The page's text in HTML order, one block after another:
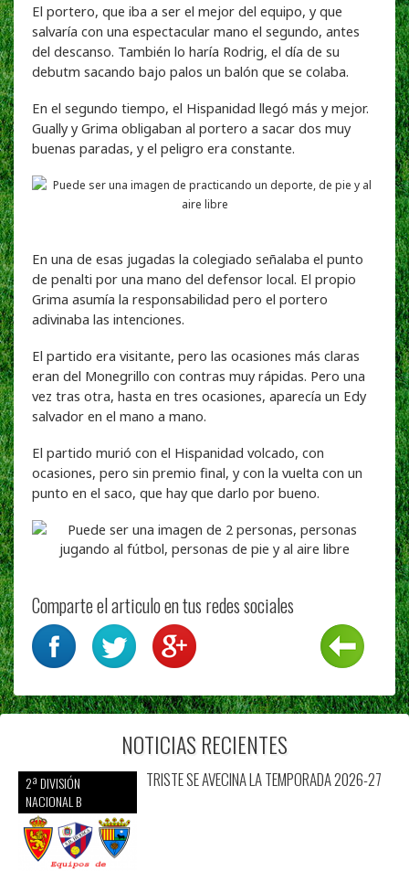
El portero, que iba a ser el mejor del equipo, y que
salvaría con una espectacular mano el segundo, antes
del descanso. También lo haría Rodrig, el día de su
debutm sacando bajo palos un balón que se colaba.
En el segundo tiempo, el Hispanidad llegó más y mejor.
Gually y Grima obligaban al portero a sacar dos muy
buenas paradas, y el peligro era constante.
En una de esas jugadas la colegiado señalaba el punto
de penalti por una mano del defensor local. El propio
Grima asumía la responsabilidad pero el portero
adivinaba las intenciones.
El partido era visitante, pero las ocasiones más claras
eran del Monegrillo con contras muy rápidas. Pero una
vez tras otra, hasta en tres ocasiones, aparecía un Edy
salvador en el mano a mano.
El partido murió con el Hispanidad volcado, con
ocasiones, pero sin premio final, y con la vuelta con un
punto en el saco, que hay que darlo por bueno.
Comparte el articulo en tus redes sociales
NOTICIAS RECIENTES
2ª DIVISIÓN
NACIONAL B
TRISTE SE AVECINA LA TEMPORADA 2026-27